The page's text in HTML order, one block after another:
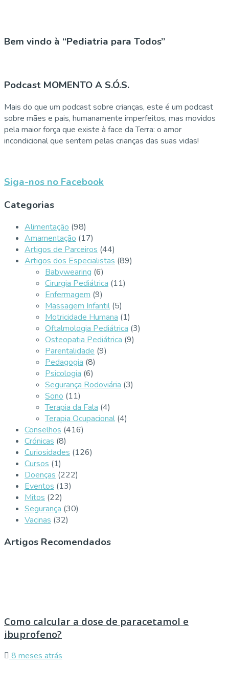
Bem vindo à “Pediatria para Todos”
Podcast MOMENTO A S.Ó.S.
Mais do que um podcast sobre crianças, este é um podcast
sobre mães e pais, humanamente imperfeitos, mas movidos
pela maior força que existe à face da Terra: o amor
incondicional que sentem pelas crianças das suas vidas!
Siga-nos no Facebook
Categorias
Alimentação (98)
Amamentação (17)
Artigos de Parceiros (44)
Artigos dos Especialistas (89)
Babywearing (6)
Cirurgia Pediátrica (11)
Enfermagem (9)
Massagem Infantil (5)
Motricidade Humana (1)
Oftalmologia Pediátrica (3)
Osteopatia Pediátrica (9)
Parentalidade (9)
Pedagogia (8)
Psicologia (6)
Segurança Rodoviária (3)
Sono (11)
Terapia da Fala (4)
Terapia Ocupacional (4)
Conselhos (416)
Crónicas (8)
Curiosidades (126)
Cursos (1)
Doenças (222)
Eventos (13)
Mitos (22)
Segurança (30)
Vacinas (32)
Artigos Recomendados
Como calcular a dose de paracetamol e
ibuprofeno?
8 meses atrás